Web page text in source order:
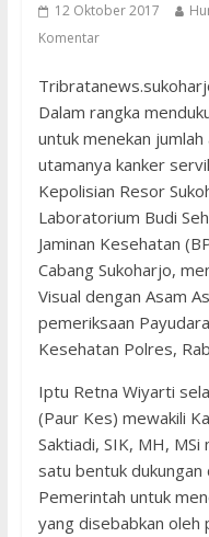
12 Oktober 2017
Komentar
Dalam rangka
untuk menekan
utamanya kanker
Kepolisian Resor
Laboratorium Budi
Jaminan Kesehatan
Cabang Sukoharjo,
Visual dengan Asam
pemeriksaan
Kesehatan Polres,
Iptu Retna Wiyarti
(Paur Kes) mewakili
Saktiadi, SIK, MH,
satu bentuk
Pemerintah untuk
yang disebabkan oleh